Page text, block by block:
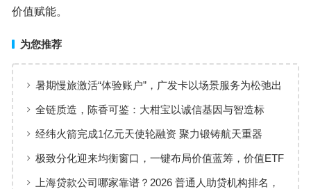
价值赋能。
为您推荐
暑期慢旅激活“体验账户”，广发卡以场景服务为松弛出
行添彩
全链质造，陈香可鉴：大柑宝以诚信基因与智造标
准，定义新会陈皮高质量发展
经纬火箭完成1亿元天使轮融资 聚力锻铸航天重器
极致分化迎来均衡窗口，一键布局价值蓝筹，价值ETF
华夏火热开售
上海贷款公司哪家靠谱？2026 普通人助贷机构排名，